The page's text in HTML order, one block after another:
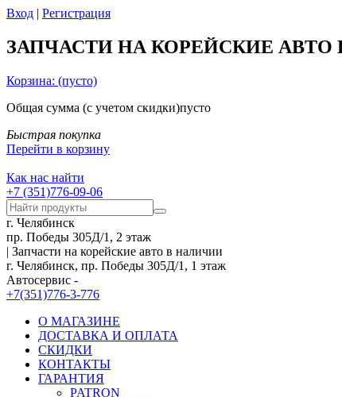
Вход | Регистрация
ЗАПЧАСТИ НА КОРЕЙСКИЕ АВТО
Корзина: (пусто)
Общая сумма (с учетом скидки)пусто
Быстрая покупка
Перейти в корзину
Как нас найти
+7 (351)776-09-06
г. Челябинск
пр. Победы 305Д/1, 2 этаж
| Запчасти на корейские авто в наличии
г. Челябинск, пр. Победы 305Д/1, 1 этаж
Автосервис -
+7(351)776-3-776
О МАГАЗИНЕ
ДОСТАВКА И ОПЛАТА
СКИДКИ
КОНТАКТЫ
ГАРАНТИЯ
PATRON